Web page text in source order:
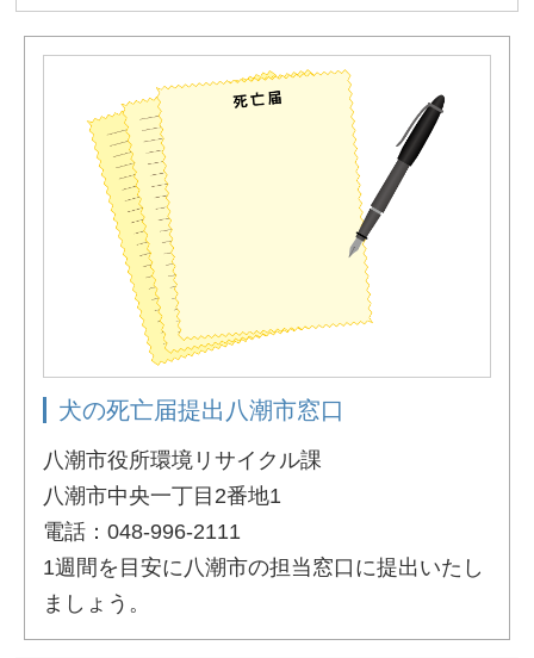
犬の死亡届提出八潮市窓口
八潮市役所環境リサイクル課
八潮市中央一丁目2番地1
電話：048-996-2111
1週間を目安に八潮市の担当窓口に提出いたし
ましょう。